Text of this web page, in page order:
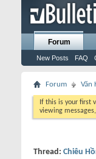
Forum
New Posts FAQ
Forum Văn
If this is your first
viewing
Thread: Chiêu